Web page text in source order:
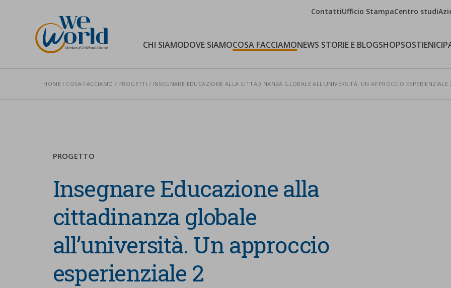
WeWorld Onlus CHI SIAMODOVE SIAMOCOSA FACCIAMONEWS STORIE E BLOGSHOPSOSTIENICI
ContattiUfficio StampaCentro studi
Cerca nel sito
HOME COSA FACCIAMO PROGETTI INSEGNARE EDUCAZIONE ALLA CITTADINANZA GLOBALE ALL’UNIVERSITÀ. UN APPROCCIO ESPERIENZIALE
PROGETTO
Insegnare Educazione alla
cittadinanza globale
all’università. Un approccio
esperienziale 2